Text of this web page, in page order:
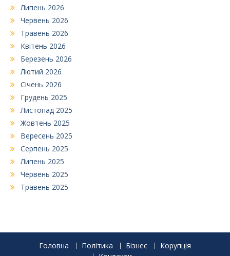
Липень 2026
Червень 2026
Травень 2026
Квітень 2026
Березень 2026
Лютий 2026
Січень 2026
Грудень 2025
Листопад 2025
Жовтень 2025
Вересень 2025
Серпень 2025
Липень 2025
Червень 2025
Травень 2025
Головна Політика Бізнес
Корупція